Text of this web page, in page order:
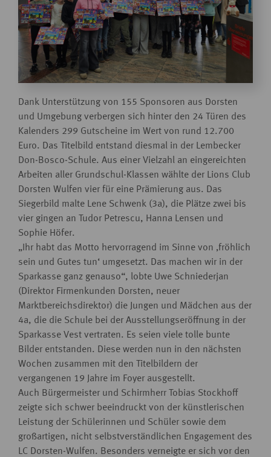
Dank Unterstützung von 155 Sponsoren aus Dorsten
und Umgebung verbergen sich hinter den 24 Türen des
Kalenders 299 Gutscheine im Wert von rund 12.700
Euro. Das Titelbild entstand diesmal in der Lembecker
Don-Bosco-Schule. Aus einer Vielzahl an eingereichten
Arbeiten aller Grundschul-Klassen wählte der Lions Club
Dorsten Wulfen vier für eine Prämierung aus. Das
Siegerbild malte Lene Schwenk (3a), die Plätze zwei bis
vier gingen an Tudor Petrescu, Hanna Lensen und
Sophie Höfer.
„Ihr habt das Motto hervorragend im Sinne von ‚fröhlich
sein und Gutes tun‘ umgesetzt. Das machen wir in der
Sparkasse ganz genauso“, lobte Uwe Schniederjan
(Direktor Firmenkunden Dorsten, neuer
Marktbereichsdirektor) die Jungen und Mädchen aus der
4a, die die Schule bei der Ausstellungseröffnung in der
Sparkasse Vest vertraten. Es seien viele tolle bunte
Bilder entstanden. Diese werden nun in den nächsten
Wochen zusammen mit den Titelbildern der
vergangenen 19 Jahre im Foyer ausgestellt.
Auch Bürgermeister und Schirmherr Tobias Stockhoff
zeigte sich schwer beeindruckt von der künstlerischen
Leistung der Schülerinnen und Schüler sowie dem
großartigen, nicht selbstverständlichen Engagement des
LC Dorsten-Wulfen. Besonders verneigte er sich vor den